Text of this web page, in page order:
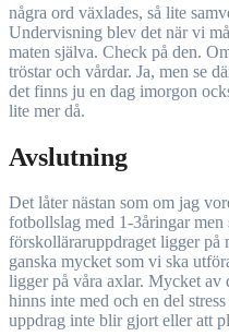
några ord växlades, så lite
Undervisning blev det när vi
maten själva. Check på den.
tröstar och vårdar. Ja, men se
det finns ju en dag imorgon
lite mer då.
Avslutning
Det låter nästan som om jag
fotbollslag med 1-3åringar
förskolläraruppdraget ligger på
ganska mycket som vi ska
ligger på våra axlar. Mycket av
hinns inte med och en del
uppdrag inte blir gjort eller att